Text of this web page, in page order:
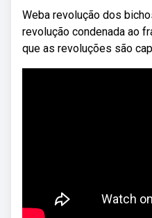
Weba revolução dos
revolução condenada ao
que as revoluções são